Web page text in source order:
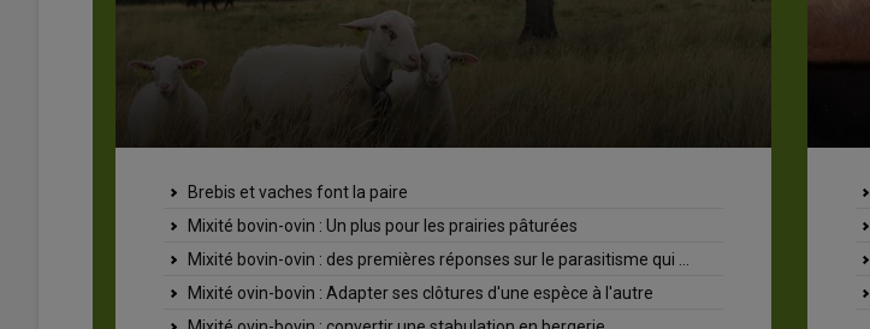
qui restent à confirmer
Des laines françaises à valoriser
"On peut tout gâcher à la récolte" : bien trier la laine aide à trouver un débouché
« La demande existe » : la laine, un lien de plus entre territoire et consommateur
La laine de lacaune trouve preneurs à la filature Colbert